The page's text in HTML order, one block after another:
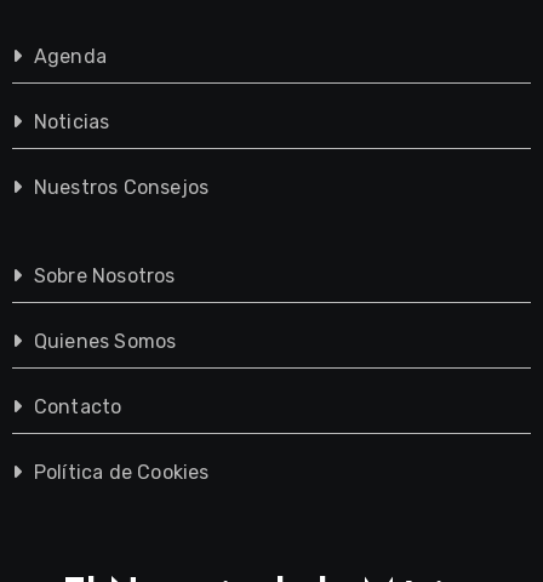
Agenda
Noticias
Nuestros Consejos
Sobre Nosotros
Quienes Somos
Contacto
Política de Cookies